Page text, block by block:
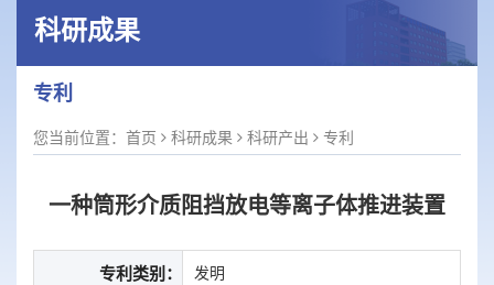
科研成果
专利
您当前位置： 首页 科研成果 科研产出 专利
一种筒形介质阻挡放电等离子体推进装置
专利类别： 发明